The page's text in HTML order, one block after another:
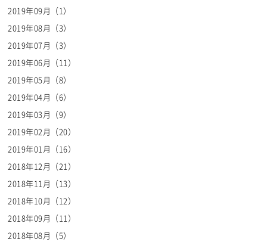
2019年09月（1）
2019年08月（3）
2019年07月（3）
2019年06月（11）
2019年05月（8）
2019年04月（6）
2019年03月（9）
2019年02月（20）
2019年01月（16）
2018年12月（21）
2018年11月（13）
2018年10月（12）
2018年09月（11）
2018年08月（5）